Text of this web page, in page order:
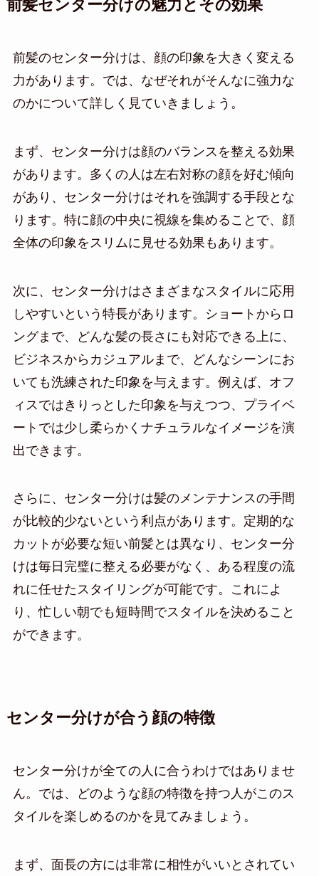
前髪センター分けの魅力とその効果
前髪のセンター分けは、顔の印象を大きく変える
力があります。では、なぜそれがそんなに強力な
のかについて詳しく見ていきましょう。
まず、センター分けは顔のバランスを整える効果
があります。多くの人は左右対称の顔を好む傾向
があり、センター分けはそれを強調する手段とな
ります。特に顔の中央に視線を集めることで、顔
全体の印象をスリムに見せる効果もあります。
次に、センター分けはさまざまなスタイルに応用
しやすいという特長があります。ショートからロ
ングまで、どんな髪の長さにも対応できる上に、
ビジネスからカジュアルまで、どんなシーンにお
いても洗練された印象を与えます。例えば、オフ
ィスではきりっとした印象を与えつつ、プライベ
ートでは少し柔らかくナチュラルなイメージを演
出できます。
さらに、センター分けは髪のメンテナンスの手間
が比較的少ないという利点があります。定期的な
カットが必要な短い前髪とは異なり、センター分
けは毎日完璧に整える必要がなく、ある程度の流
れに任せたスタイリングが可能です。これによ
り、忙しい朝でも短時間でスタイルを決めること
ができます。
センター分けが合う顔の特徴
センター分けが全ての人に合うわけではありませ
ん。では、どのような顔の特徴を持つ人がこのス
タイルを楽しめるのかを見てみましょう。
まず、面長の方には非常に相性がいいとされてい